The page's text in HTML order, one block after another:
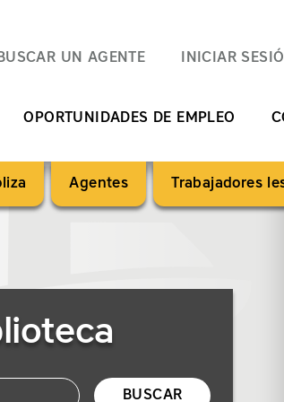
BUSCAR UN AGENTE INICIAR
Agentes Trabajadores
OPORTUNIDADES DE EMPLEO
BUSCAR